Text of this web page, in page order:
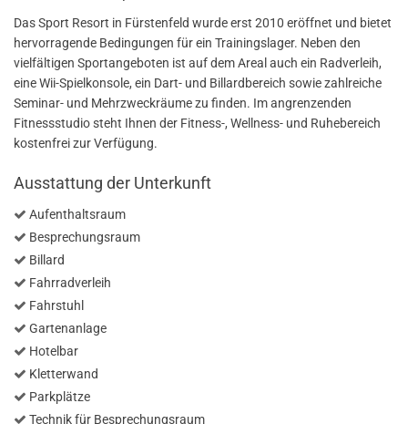
Das Sport Resort in Fürstenfeld wurde erst 2010 eröffnet und bietet
hervorragende Bedingungen für ein Trainingslager. Neben den
vielfältigen Sportangeboten ist auf dem Areal auch ein Radverleih,
eine Wii-Spielkonsole, ein Dart- und Billardbereich sowie zahlreiche
Seminar- und Mehrzweckräume zu finden. Im angrenzenden
Fitnessstudio steht Ihnen der Fitness-, Wellness- und Ruhebereich
kostenfrei zur Verfügung.
Ausstattung der Unterkunft
Aufenthaltsraum
Besprechungsraum
Billard
Fahrradverleih
Fahrstuhl
Gartenanlage
Hotelbar
Kletterwand
Parkplätze
Technik für Besprechungsraum